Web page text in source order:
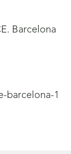
Barcelona
barcelona-1